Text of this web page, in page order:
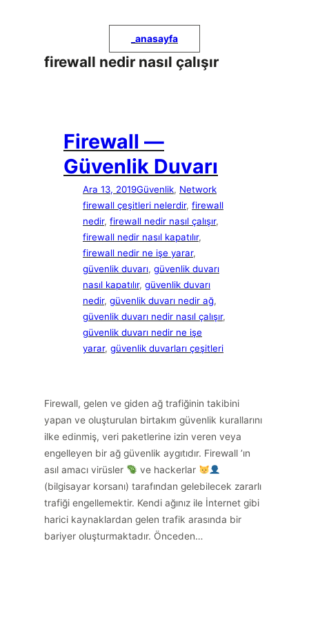
anasayfa
firewall nedir nasıl çalışır
Firewall —
Güvenlik Duvarı
Ara 13, 2019Güvenlik, Network
firewall çeşitleri nelerdir, firewall
nedir, firewall nedir nasıl çalışır
firewall nedir nasıl kapatılır
firewall nedir ne işe yarar
güvenlik duvarı, güvenlik duvarı
nasıl kapatılır, güvenlik duvarı
nedir, güvenlik duvarı nedir ağ
güvenlik duvarı nedir nasıl çalışır
güvenlik duvarı nedir ne işe
yarar, güvenlik duvarları çeşitleri
Firewall, gelen ve giden ağ trafiğinin takibini
yapan ve oluşturulan birtakım güvenlik kurallarını
ilke edinmiş, veri paketlerine izin veren veya
engelleyen bir ağ güvenlik aygıtıdır. Firewall ’ın
asıl amacı virüsler
ve hackerlar
(bilgisayar korsanı) tarafından gelebilecek zararlı
trafiği engellemektir. Kendi ağınız ile İnternet gibi
harici kaynaklardan gelen trafik arasında bir
bariyer oluşturmaktadır. Önceden…